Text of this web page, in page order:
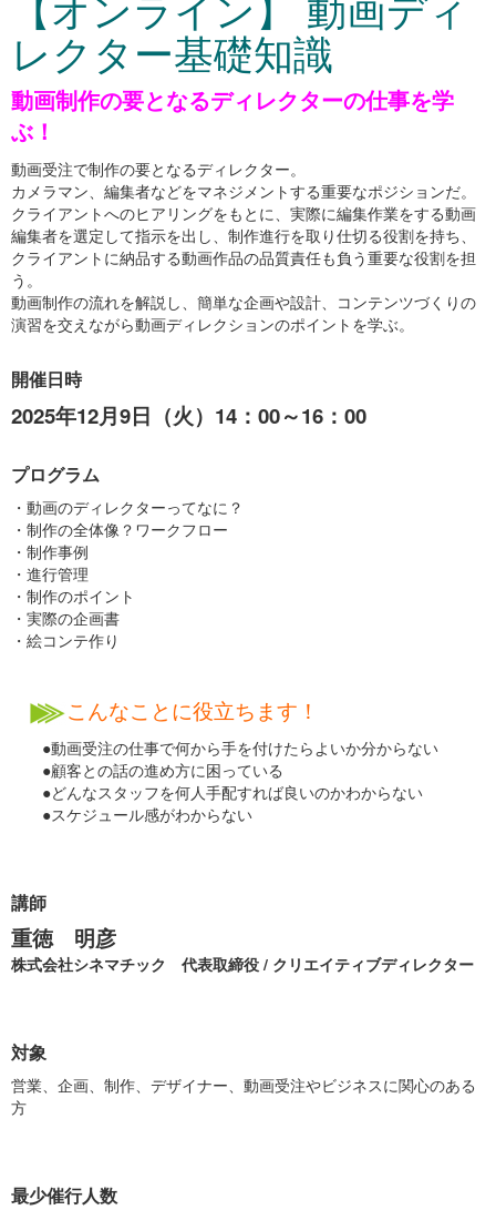
レクター基礎知識
動画制作の要となるディレクターの仕事を学
ぶ！
動画受注で制作の要となるディレクター。
カメラマン、編集者などをマネジメントする重要なポジションだ。
クライアントへのヒアリングをもとに、実際に編集作業をする動画
編集者を選定して指示を出し、制作進行を取り仕切る役割を持ち、
クライアントに納品する動画作品の品質責任も負う重要な役割を担
う。
動画制作の流れを解説し、簡単な企画や設計、コンテンツづくりの
演習を交えながら動画ディレクションのポイントを学ぶ。
開催日時
2025年12月9日（火）14：00～16：00
プログラム
・動画のディレクターってなに？
・制作の全体像？ワークフロー
・制作事例
・進行管理
・制作のポイント
・実際の企画書
・絵コンテ作り
こんなことに役立ちます！
●動画受注の仕事で何から手を付けたらよいか分からない
●顧客との話の進め方に困っている
●どんなスタッフを何人手配すれば良いのかわからない
●スケジュール感がわからない
講師
重徳 明彦
株式会社シネマチック 代表取締役 / クリエイティブディレクター
対象
営業、企画、制作、デザイナー、動画受注やビジネスに関心のある
方
最少催行人数